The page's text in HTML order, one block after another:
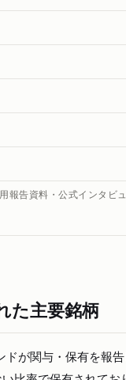
報告資料・公式インタビ
た主要銘柄
ドが関与・保有を報